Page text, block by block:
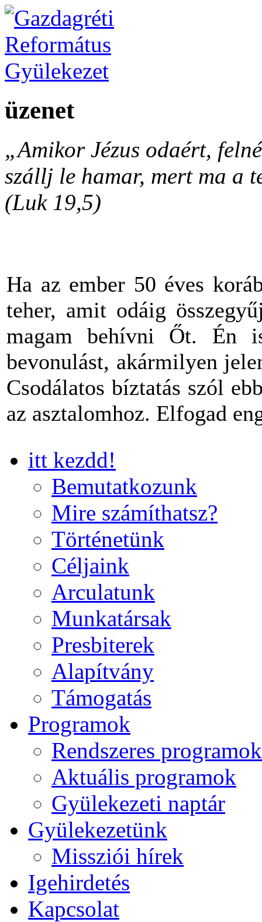
üzenet
„Amikor Jézus odaért,
szállj le hamar, mert ma a
(Luk 19,5)
Ha az ember 50 éves
teher, amit odáig
magam behívni Őt. Én
bevonulást, akármilyen
Csodálatos bíztatás szól
az asztalomhoz. Elfogad
itt kezdd!
Bemutatkozunk
Mire számíthatsz?
Történetünk
Céljaink
Arculatunk
Munkatársak
Presbiterek
Alapítvány
Támogatás
Programok
Rendszeres programok
Aktuális programok
Gyülekezeti naptár
Gyülekezetünk
Missziói hírek
Igehirdetés
Kapcsolat